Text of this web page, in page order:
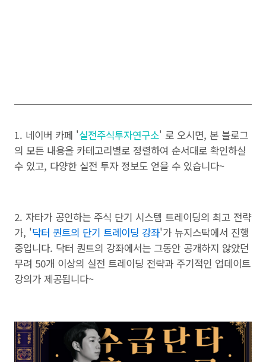
1. 네이버 카페 '실전주식투자연구소' 로 오시면, 본 블로그
의 모든 내용을 카테고리별로 정렬하여 순서대로 확인하실
수 있고, 다양한 실전 투자 정보도 얻을 수 있습니다~
2. 자타가 공인하는 주식 단기 시스템 트레이딩의 최고 전략
가, '닥터 퀀트의 단기 트레이딩 강좌'가 뉴지스탁에서 진행
중입니다. 닥터 퀀트의 강좌에서는 그동안 공개하지 않았던
무려 50개 이상의 실전 트레이딩 전략과 주기적인 업데이트
강의가 제공됩니다~